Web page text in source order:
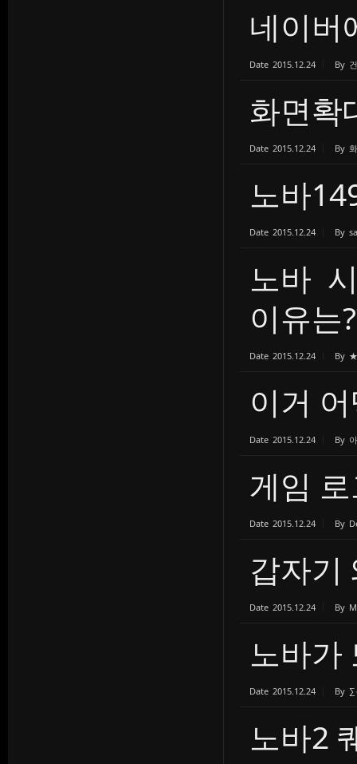
네이버
Date 2015.12.24 By
화면확
Date 2015.12.24 By
노바
Date 2015.12.24 By
노바
이유는
Date 2015.12.24 By
이거
Date 2015.12.24 By
게임
Date 2015.12.24 By
갑자기
Date 2015.12.24 By
노바가
Date 2015.12.24 By ∑
노바2